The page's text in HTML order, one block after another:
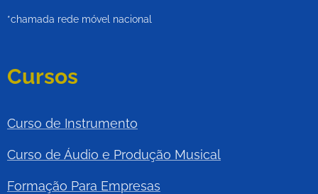
*chamada rede móvel nacional
Cursos
Curso de Instrumento
Curso de Áudio e Produção Musical
Formação Para Empresas